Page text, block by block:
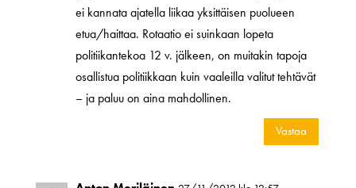
ei kannata ajatella liikaa yksittäisen puolueen
etua/haittaa. Rotaatio ei suinkaan lopeta
politiikantekoa 12 v. jälkeen, on muitakin tapoja
osallistua politiikkaan kuin vaaleilla valitut tehtävät
– ja paluu on aina mahdollinen.
Vastaa